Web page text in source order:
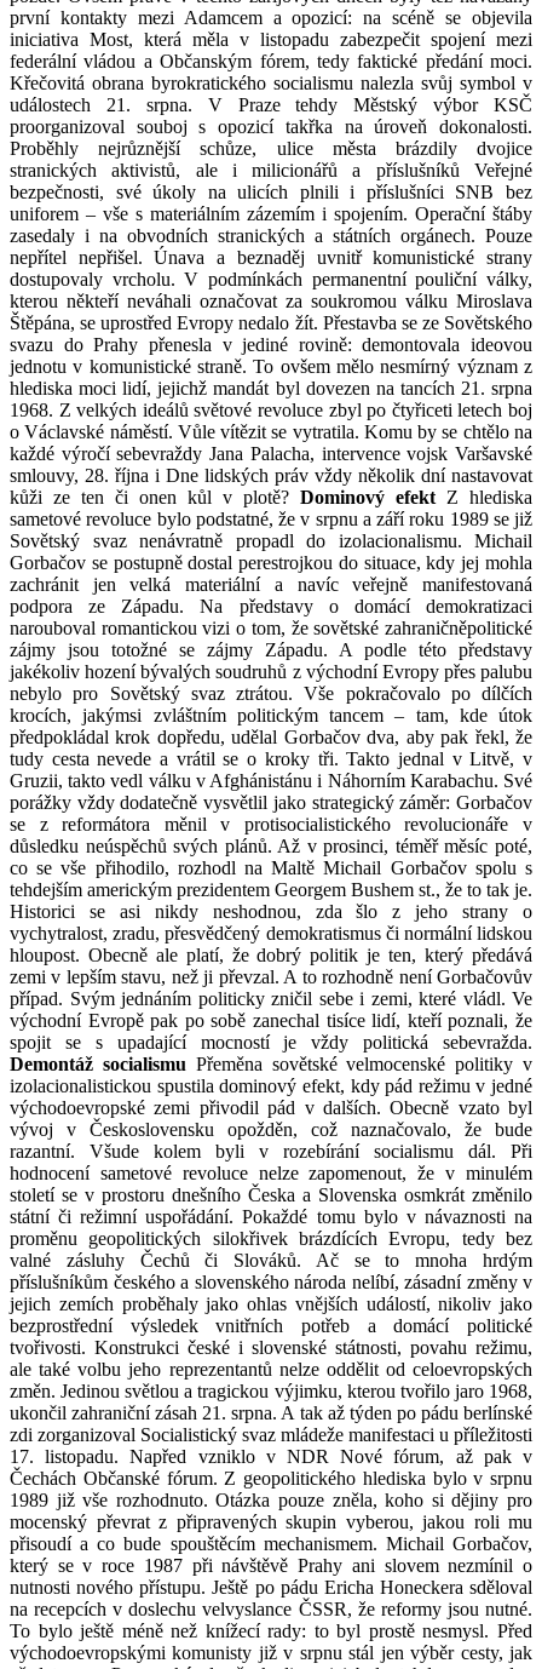
první kontakty mezi Adamcem a opozicí: na scéně se objevila
iniciativa Most, která měla v listopadu zabezpečit spojení mezi
federální vládou a Občanským fórem, tedy faktické předání moci.
Křečovitá obrana byrokratického socialismu nalezla svůj symbol v
událostech 21. srpna. V Praze tehdy Městský výbor KSČ
proorganizoval souboj s opozicí takřka na úroveň dokonalosti.
Proběhly nejrůznější schůze, ulice města brázdily dvojice
stranických aktivistů, ale i milicionářů a příslušníků Veřejné
bezpečnosti, své úkoly na ulicích plnili i příslušníci SNB bez
uniforem – vše s materiálním zázemím i spojením. Operační štáby
zasedaly i na obvodních stranických a státních orgánech. Pouze
nepřítel nepřišel. Únava a beznaděj uvnitř komunistické strany
dostupovaly vrcholu. V podmínkách permanentní pouliční války,
kterou někteří neváhali označovat za soukromou válku Miroslava
Štěpána, se uprostřed Evropy nedalo žít. Přestavba se ze Sovětského
svazu do Prahy přenesla v jediné rovině: demontovala ideovou
jednotu v komunistické straně. To ovšem mělo nesmírný význam z
hlediska moci lidí, jejichž mandát byl dovezen na tancích 21. srpna
1968. Z velkých ideálů světové revoluce zbyl po čtyřiceti letech boj
o Václavské náměstí. Vůle vítězit se vytratila. Komu by se chtělo na
každé výročí sebevraždy Jana Palacha, intervence vojsk Varšavské
smlouvy, 28. října i Dne lidských práv vždy několik dní nastavovat
kůži ze ten či onen kůl v plotě? Dominový efekt Z hlediska
sametové revoluce bylo podstatné, že v srpnu a září roku 1989 se již
Sovětský svaz nenávratně propadl do izolacionalismu. Michail
Gorbačov se postupně dostal perestrojkou do situace, kdy jej mohla
zachránit jen velká materiální a navíc veřejně manifestovaná
podpora ze Západu. Na představy o domácí demokratizaci
narouboval romantickou vizi o tom, že sovětské zahraničněpolitické
zájmy jsou totožné se zájmy Západu. A podle této představy
jakékoliv hození bývalých soudruhů z východní Evropy přes palubu
nebylo pro Sovětský svaz ztrátou. Vše pokračovalo po dílčích
krocích, jakýmsi zvláštním politickým tancem – tam, kde útok
předpokládal krok dopředu, udělal Gorbačov dva, aby pak řekl, že
tudy cesta nevede a vrátil se o kroky tři. Takto jednal v Litvě, v
Gruzii, takto vedl válku v Afghánistánu i Náhorním Karabachu. Své
porážky vždy dodatečně vysvětlil jako strategický záměr: Gorbačov
se z reformátora měnil v protisocialistického revolucionáře v
důsledku neúspěchů svých plánů. Až v prosinci, téměř měsíc poté,
co se vše přihodilo, rozhodl na Maltě Michail Gorbačov spolu s
tehdejším americkým prezidentem Georgem Bushem st., že to tak je.
Historici se asi nikdy neshodnou, zda šlo z jeho strany o
vychytralost, zradu, přesvědčený demokratismus či normální lidskou
hloupost. Obecně ale platí, že dobrý politik je ten, který předává
zemi v lepším stavu, než ji převzal. A to rozhodně není Gorbačovův
případ. Svým jednáním politicky zničil sebe i zemi, které vládl. Ve
východní Evropě pak po sobě zanechal tisíce lidí, kteří poznali, že
spojit se s upadající mocností je vždy politická sebevražda.
Demontáž socialismu Přeměna sovětské velmocenské politiky v
izolacionalistickou spustila dominový efekt, kdy pád režimu v jedné
východoevropské zemi přivodil pád v dalších. Obecně vzato byl
vývoj v Československu opožděn, což naznačovalo, že bude
razantní. Všude kolem byli v rozebírání socialismu dál. Při
hodnocení sametové revoluce nelze zapomenout, že v minulém
století se v prostoru dnešního Česka a Slovenska osmkrát změnilo
státní či režimní uspořádání. Pokaždé tomu bylo v návaznosti na
proměnu geopolitických silokřivek brázdících Evropu, tedy bez
valné zásluhy Čechů či Slováků. Ač se to mnoha hrdým
příslušníkům českého a slovenského národa nelíbí, zásadní změny v
jejich zemích proběhaly jako ohlas vnějších událostí, nikoliv jako
bezprostřední výsledek vnitřních potřeb a domácí politické
tvořivosti. Konstrukci české i slovenské státnosti, povahu režimu,
ale také volbu jeho reprezentantů nelze oddělit od celoevropských
změn. Jedinou světlou a tragickou výjimku, kterou tvořilo jaro 1968,
ukončil zahraniční zásah 21. srpna. A tak až týden po pádu berlínské
zdi zorganizoval Socialistický svaz mládeže manifestaci u příležitosti
17. listopadu. Napřed vzniklo v NDR Nové fórum, až pak v
Čechách Občanské fórum. Z geopolitického hlediska bylo v srpnu
1989 již vše rozhodnuto. Otázka pouze zněla, koho si dějiny pro
mocenský převrat z připravených skupin vyberou, jakou roli mu
přisoudí a co bude spouštěcím mechanismem. Michail Gorbačov,
který se v roce 1987 při návštěvě Prahy ani slovem nezmínil o
nutnosti nového přístupu. Ještě po pádu Ericha Honeckera sděloval
na recepcích v doslechu velvyslance ČSSR, že reformy jsou nutné.
To bylo ještě méně než knížecí rady: to byl prostě nesmysl. Před
východoevropskými komunisty již v srpnu stál jen výběr cesty, jak